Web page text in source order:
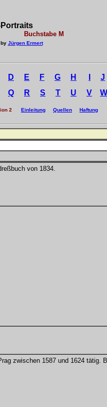
M
Jürgen Ermert
D E F G H J
Q R S T U V W
2 Einleitung Quellen Haftung
von 1834.
zwischen 1587 und 1624 tätig.